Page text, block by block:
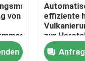
von
effiziente
zur